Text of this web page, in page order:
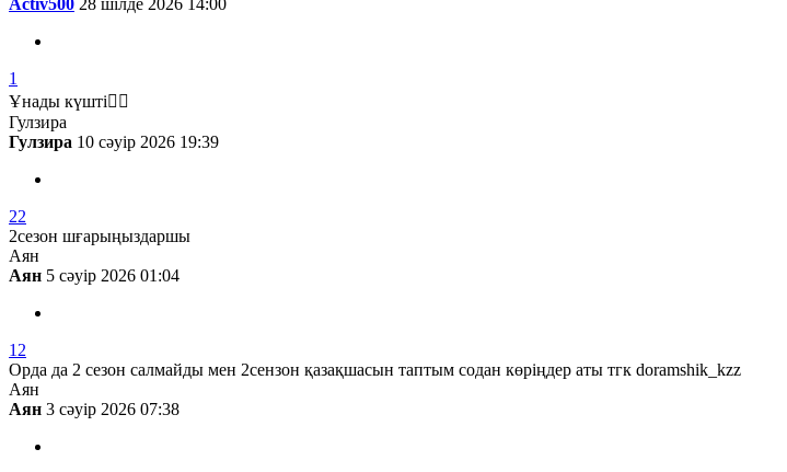
1
Ұнады күшті👍🏻
Гулзира
Гулзира 10 сәуір 2026 19:39
22
2сезон шғарыңыздаршы
Аян
Аян 5 сәуір 2026 01:04
12
Орда да 2 сезон салмайды мен 2сензон қазақшасын таптым содан көріңдер аты тгк doramshik_kzz
Аян
Аян 3 сәуір 2026 07:38